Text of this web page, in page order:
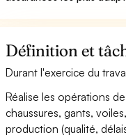
Définition et
Durant l'exercice du
Réalise les opérations
chaussures, gants,
production (qualité,